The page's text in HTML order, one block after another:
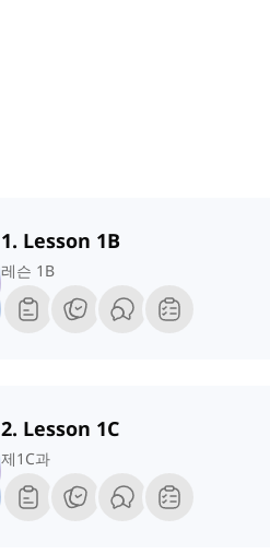
1. Lesson 1B
레슨 1B
2. Lesson 1C
제1C과